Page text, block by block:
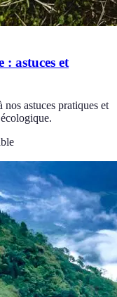
: astuces et
astuces pratiques et